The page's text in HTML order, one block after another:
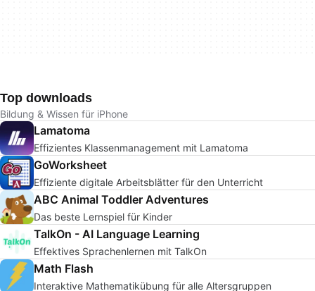
Top downloads
Bildung & Wissen für iPhone
Lamatoma
Effizientes Klassenmanagement mit Lamatoma
GoWorksheet
Effiziente digitale Arbeitsblätter für den Unterricht
ABC Animal Toddler Adventures
Das beste Lernspiel für Kinder
TalkOn - AI Language Learning
Effektives Sprachenlernen mit TalkOn
Math Flash
Interaktive Mathematikübung für alle Altersgruppen